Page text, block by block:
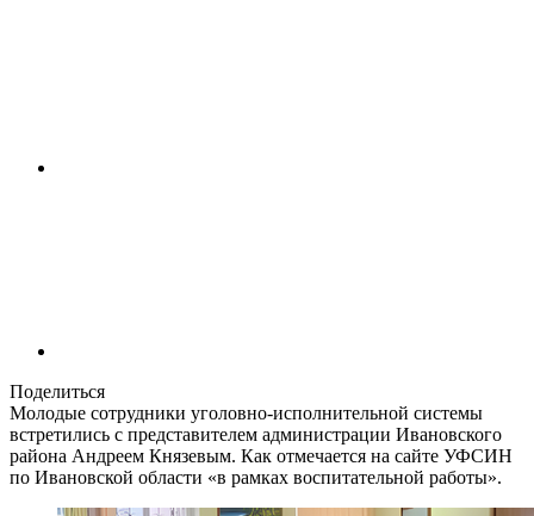
Поделиться
Молодые сотрудники уголовно-исполнительной системы
встретились с представителем администрации Ивановского
района Андреем Князевым. Как отмечается на сайте УФСИН
по Ивановской области «в рамках воспитательной работы».